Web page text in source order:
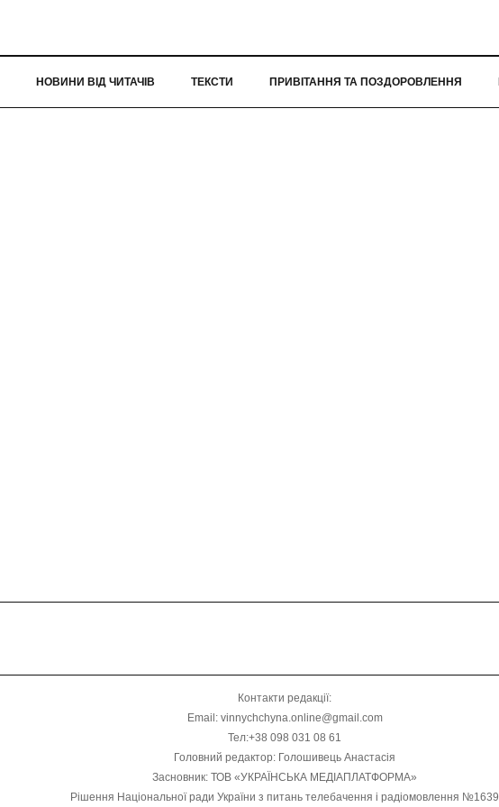
НОВИНИ ВІД ЧИТАЧІВ ТЕКСТИ ПРИВІТАННЯ ТА ПОЗДОРОВЛЕННЯ
Контакти редакції:
Email: vinnychchyna.online@gmail.com
Тел:+38 098 031 08 61
Головний редактор: Голошивець Анастасія
Засновник: ТОВ «УКРАЇНСЬКА МЕДІАПЛАТФОРМА»
Рішення Національної ради України з питань телебачення і радіомовлення №1639